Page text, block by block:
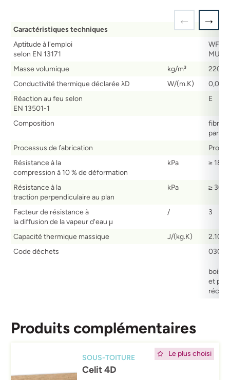
Caractéristiques techniques
Aptitude à l'emploi
selon EN 13171
WF-
MU3
Masse volumique
kg/m³
220
Conductivité thermique déclarée λD
W/(m.K)
0,047
Réaction au feu selon
EN 13501-1
E
Composition
fibre
Processus de fabrication
Résistance à la
compression à 10 % de déformation
kPa ≥ 180
Résistance à la
traction perpendiculaire au plan
kPa ≥ 30
Facteur de résistance à
la diffusion de la vapeur d'eau μ
/ 3
Capacité thermique massique J/(kg.K)
2.100
Code déchets
bois
et
Produits complémentaires
Le plus choisi
SOUS-TOITURE
Celit 4D